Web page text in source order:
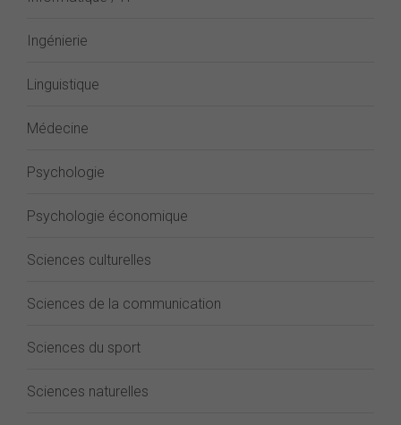
Ingénierie
Linguistique
Médecine
Psychologie
Psychologie économique
Sciences culturelles
Sciences de la communication
Sciences du sport
Sciences naturelles